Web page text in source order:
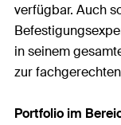
verfügbar. Auch
in seinem
zur
Portfolio im